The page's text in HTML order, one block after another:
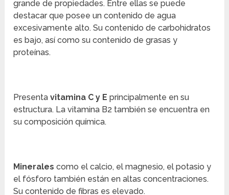
grande de propiedades. Entre ellas se puede
destacar que posee un contenido de agua
excesivamente alto. Su contenido de carbohidratos
es bajo, así como su contenido de grasas y
proteínas.
Presentavitamina C y E principalmente en su
estructura. La vitamina B2 también se encuentra en
su composición química.
Minerales como el calcio, el magnesio, el potasio y
el fósforo también están en altas concentraciones.
Su contenido de fibras es elevado.